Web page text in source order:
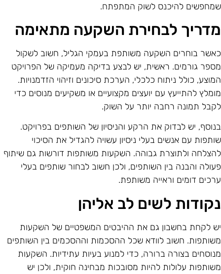
להיכנס לשוק המתפתח.
לבחירת השקעה מתאימה
בוחרים השקעה משותפת בעמקי הגליל, חשוב לשקול
גורמים. ראשית, יש לבצע בדיקה מעמיקה של הפרויקט
כולל ניתוח כלכלי, הערכת סיכונים וזיהוי הזדמנויות.
להתייעץ עם יועצים מקצועיים או משקיעים מנוסים כדי
תמונה רחבה יותר על השוק.
יש לבדוק את הרקע והניסיון של השותפים בפרויקט.
עם אנשים בעלי ניסיון עשויה להגדיל את הסיכוי
ולתוצרת גבוהה. השקעות משותפות דורשות גם שיתוף
והבנה בין השותפים, ולכן חשוב לבחור שותפים בעלי
דומים וראייה משותפת.
לשים לב אליהן
לקחת בחשבון גם את ההיבטים המשפטיים של השקעות
חשוב לוודא שכל ההסכמות וההסכמים בין השותפים
בצורה ברורה, כדי למנוע בעיות עתידיות. השקעות
עלולות להיות מסובכות מבחינה חוקית, ולכן יש